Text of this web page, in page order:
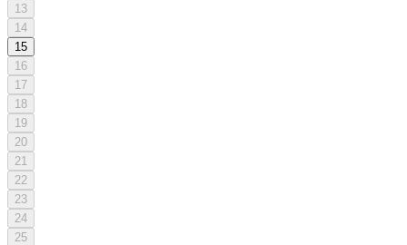
13
14
15
16
17
18
19
20
21
22
23
24
25